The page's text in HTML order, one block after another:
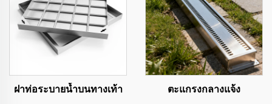
ฝาท่อระบายน้ำบนทางเท้า ตะแกรงกลางแจ้ง